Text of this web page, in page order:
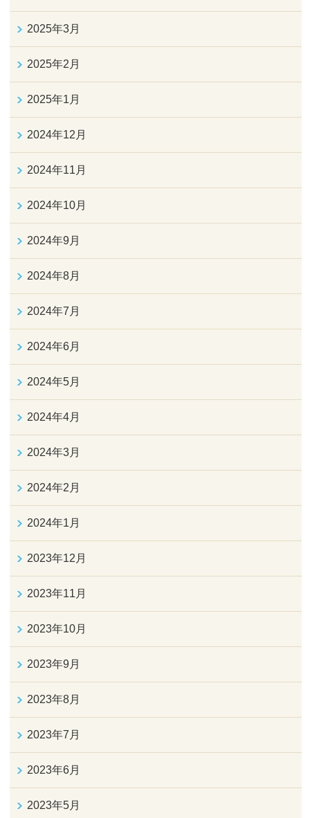
2025年3月
2025年2月
2025年1月
2024年12月
2024年11月
2024年10月
2024年9月
2024年8月
2024年7月
2024年6月
2024年5月
2024年4月
2024年3月
2024年2月
2024年1月
2023年12月
2023年11月
2023年10月
2023年9月
2023年8月
2023年7月
2023年6月
2023年5月